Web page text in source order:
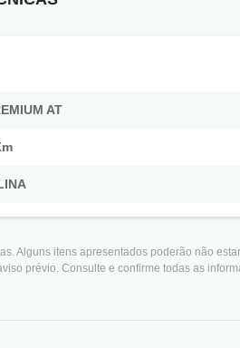
AT
Alguns itens apresentados poderão não
prévio. Consulte e confirme todas as